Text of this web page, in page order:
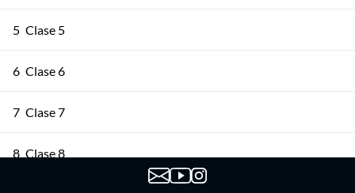
5 Clase 5
6 Clase 6
7 Clase 7
8 Clase 8